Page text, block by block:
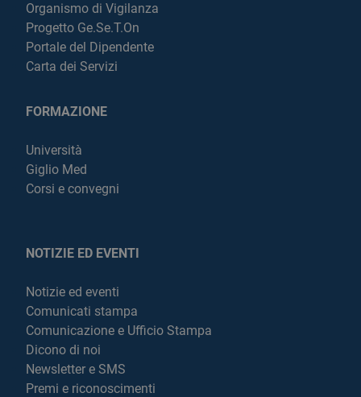
Organismo di Vigilanza
Progetto Ge.Se.T.On
Portale del Dipendente
Carta dei Servizi
FORMAZIONE
Università
Giglio Med
Corsi e convegni
NOTIZIE ED EVENTI
Notizie ed eventi
Comunicati stampa
Comunicazione e Ufficio Stampa
Dicono di noi
Newsletter e SMS
Premi e riconoscimenti